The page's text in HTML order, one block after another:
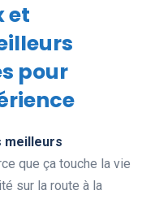
et
pour
meilleurs
que ça touche la vie
sur la route à la